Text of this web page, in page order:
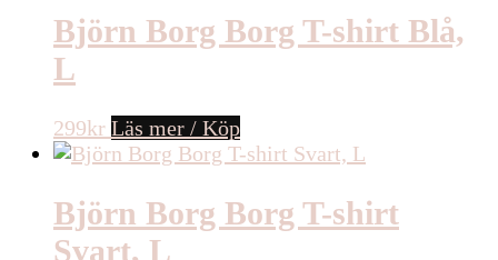
Björn Borg Borg T-shirt Blå,
L
299kr Läs mer / Köp
Björn Borg Borg T-shirt
Svart, L